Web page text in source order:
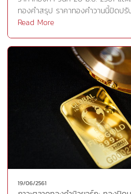
ทำกำไรที่แนวต้านถัดไป และหากราค
ลงมาไม่หลุดแนวรับ แนะนำนักลงทุนสา
เน้นไปที่การเข้าซื้อ ทั้งนี้ ประเมินแนวรั
ต่อออนซ์ทองคำแท่ง (96.50%)แนวรั
1,251 (19,450บาท) 1,238 (19,250บ
(20,000บาท) 1,291 (20,100บาท)
GOLD FUTURES (GFM18)แนวรับ
(19,630บาท) 1,238 (19,430บาท)แน
(20,140บาท) 1,291 (20,260บาท)
Cr.https://goo.gl/xuvBNp
นโยบายการเงินยุโรป ในการประชุมที่
ราคาทองคำได้รับแรงหนุนจากค่าเงิน
4.1% และคงคาดการณ์เงินเฟ้อพื้นฐ
กรรมการฯ จึงเห็นว่านโยบายการเงิ
ต่อไป พร้อมแนะนำจับตาเงินบาทที่
ติดตามความเข้มแข็งของอุปสงค์ใน
ของเงินเฟ้อในระยะต่อไปอย่างไรก็
ราคาทองคำยังคงสามารถยืนเหนือโซ
ดอลลาร์ต่อออนซ์ได้ ราคาทองคำยัง
ซึ่งการแกว่งตัวของราคาทองคำยังถื
ระยะสั้นเข้าซื้อเก็งกำไร โดยตัดขาด
ดังกล่าวกลยุทธ์การลงทุน วายแอลจีแ
เสี่ยงซื้อเมื่อราคาย่อตัวลงไปบริเวณ
ต่อออนซ์ และให้ขายทำกำไรเมื่อราคา
ทองคำสรุป ราคาทองคำวานนี้ปิดป
ดอลลาร์ต่อออนซ์ โดยได้รับแรงกดดั
ตัวเลขการเริ่มต้นสร้างบ้านที่เพิ่มขึ้น
สถานการณ์ดังกล่าวกดดันให้ราคาทอ
สุดในรอบ 6 เดือนบริเวณ 1,270.10
อย่างไรก็ตามความวิตกเกี่ยวกับสง
และจีนยังเป็นประเด็นกดดันการลง
จากประธานาธิบดีทรัมป์ ขู่เรียกเก็บ
รอบใหม่ในอัตรา 10% วงเงิน 2 แส
ออกแถลงการณ์เตือนว่า รัฐบาลจีนพ
รุนแรงเช่นกัน ส่งผลให้ตลาดหุ้นทั่วโ
สุดนับตั้งแต่เดือน ธ.ค. ขณะที่ดัชนีดา
287 จุดจึงสร้างแรงหนุนให้แก่ทองคำ
สำหรับวันนี้ติดตามการประชุม กนง.ซึ่
Read More
19/06/2561